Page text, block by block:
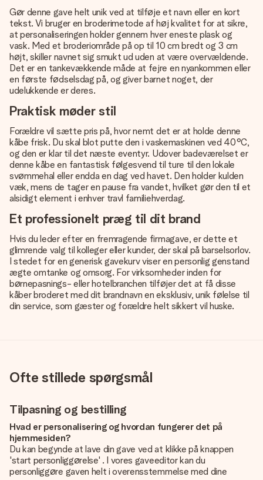
Gør denne gave helt unik ved at tilføje et navn eller en kort
tekst. Vi bruger en broderimetode af høj kvalitet for at sikre,
at personaliseringen holder gennem hver eneste plask og
vask. Med et broderiområde på op til 10 cm bredt og 3 cm
højt, skiller navnet sig smukt ud uden at være overvældende.
Det er en tankevækkende måde at fejre en nyankommen eller
en første fødselsdag på, og giver barnet noget, der
udelukkende er deres.
Praktisk møder stil
Forældre vil sætte pris på, hvor nemt det er at holde denne
kåbe frisk. Du skal blot putte den i vaskemaskinen ved 40°C,
og den er klar til det næste eventyr. Udover badeværelset er
denne kåbe en fantastisk følgesvend til ture til den lokale
svømmehal eller endda en dag ved havet. Den holder kulden
væk, mens de tager en pause fra vandet, hvilket gør den til et
alsidigt element i enhver travl familiehverdag.
Et professionelt præg til dit brand
Hvis du leder efter en fremragende firmagave, er dette et
glimrende valg til kolleger eller kunder, der skal på barselsorlov.
I stedet for en generisk gavekurv viser en personlig genstand
ægte omtanke og omsorg. For virksomheder inden for
børnepasnings- eller hotelbranchen tilføjer det at få disse
kåber broderet med dit brandnavn en eksklusiv, unik følelse til
din service, som gæster og forældre helt sikkert vil huske.
Ofte stillede spørgsmål
Tilpasning og bestilling
Hvad er personalisering og hvordan fungerer det på
hjemmesiden?
Du kan begynde at lave din gave ved at klikke på knappen
'start personliggørelse' . I vores gaveeditor kan du
personliggøre gaven helt i overensstemmelse med dine